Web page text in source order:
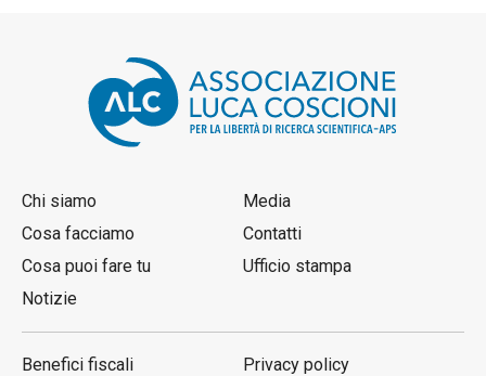
Chi siamo
Cosa facciamo
Cosa puoi fare tu
Notizie
Media
Contatti
Ufficio stampa
Benefici fiscali
Privacy policy